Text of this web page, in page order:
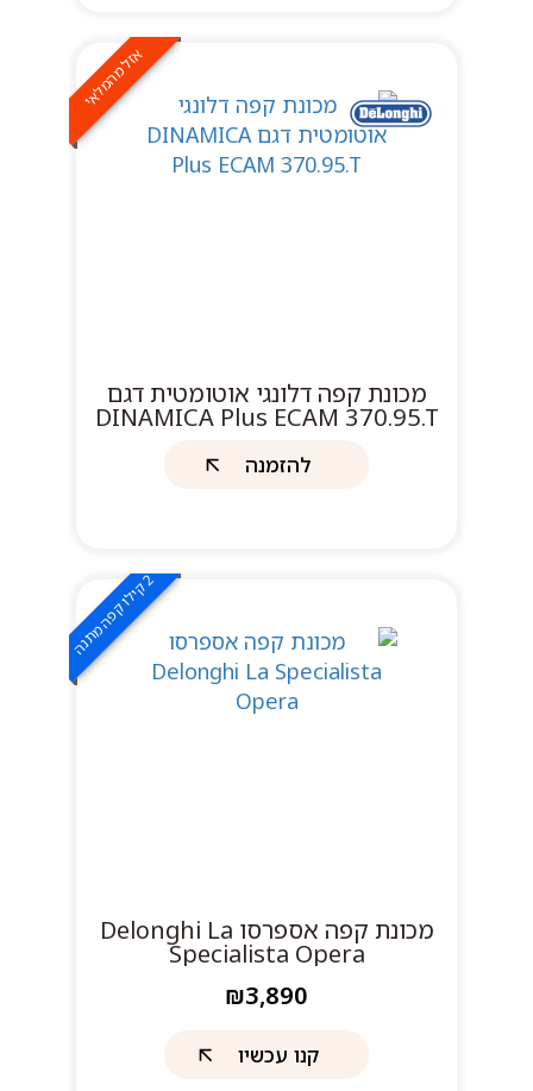
אזל מהמלאי
מכונת קפה דלונגי אוטומטית דגם
DINAMICA Plus ECAM 370.95.T
להזמנה
2
ק
י
ל
ו
ק
פ
ה
מ
ת
נ
ה
מכונת קפה אספרסו Delonghi La
Specialista Opera
₪3,890
קנו עכשיו